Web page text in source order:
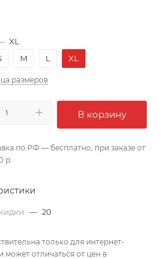
XL
M L XL
размеров
В корзину
по РФ — бесплатно, при заказе от
р.
— 20
только для интернет-
может отличаться от цен в